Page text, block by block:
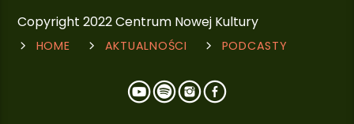
Copyright 2022 Centrum Nowej Kultury
HOME AKTUALNOŚCI PODCASTY